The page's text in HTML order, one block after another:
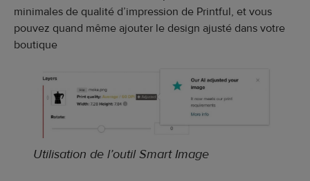
minimales de qualité d’impression de Printful, et vous
pouvez quand même ajouter le design ajusté dans votre
boutique
Utilisation de l’outil Smart Image